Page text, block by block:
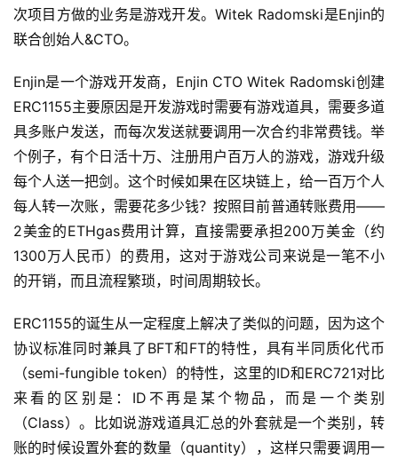
页
关
于
案
例
服
务
H
5
开
发
微
次项目方做的业务是游戏开发。Witek Radomski是Enjin的
联合创始人&CTO。
Enjin是一个游戏开发商，Enjin CTO Witek Radomski创建
ERC1155主要原因是开发游戏时需要有游戏道具，需要多道
具多账户发送，而每次发送就要调用一次合约非常费钱。举
个例子，有个日活十万、注册用户百万人的游戏，游戏升级
每个人送一把剑。这个时候如果在区块链上，给一百万个人
每人转一次账，需要花多少钱？按照目前普通转账费用——
2美金的ETHgas费用计算，直接需要承担200万美金（约
1300万人民币）的费用，这对于游戏公司来说是一笔不小
的开销，而且流程繁琐，时间周期较长。
ERC1155的诞生从一定程度上解决了类似的问题，因为这个
协议标准同时兼具了BFT和FT的特性，具有半同质化代币
（semi-fungible token）的特性，这里的ID和ERC721对比
来看的区别是：ID不再是某个物品，而是一个类别
（Class）。比如说游戏道具汇总的外套就是一个类别，转
账的时候设置外套的数量（quantity），这样只需要调用一